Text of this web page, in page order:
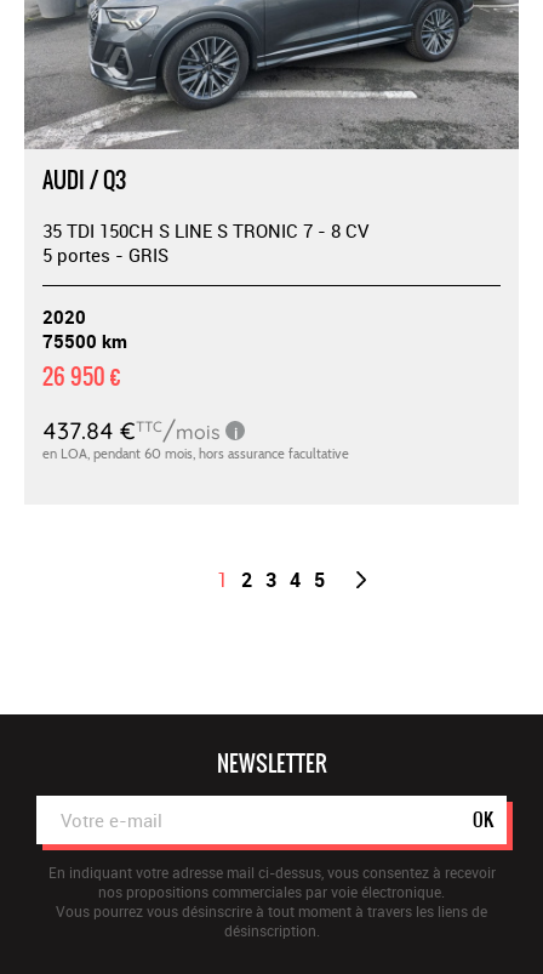
AUDI / Q3
35 TDI 150CH S LINE S TRONIC 7 - 8 CV
5 portes - GRIS
2020
75500 km
26 950 €
1 2 3 4 5
NEWSLETTER
OK
En indiquant votre adresse mail ci-dessus, vous consentez à recevoir
nos propositions commerciales par voie électronique.
Vous pourrez vous désinscrire à tout moment à travers les liens de
désinscription.